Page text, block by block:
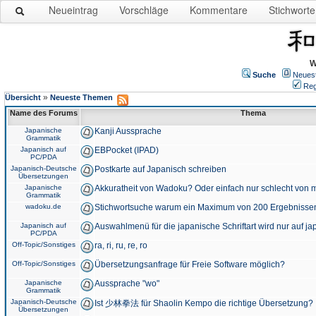
Neueintrag Vorschläge Kommentare Stichworte
Suche
Übersicht » Neueste Themen
Name des Forums
Thema
Japanische
Grammatik
Kanji Aussprache
Japanisch auf
PC/PDA
EBPocket (IPAD)
Japanisch-Deutsche
Übersetzungen
Postkarte auf Japanisch schreiben
Japanische
Grammatik
Akkuratheit von Wadoku? Oder einfach nur schlecht von
wadoku.de Stichwortsuche warum ein Maximum von 200
Japanisch auf
PC/PDA
Auswahlmenü für die japanische Schriftart wird nur auf
Off-Topic/Sonstiges ra, ri, ru, re, ro
Off-Topic/Sonstiges Übersetzungsanfrage für Freie Software möglich?
Japanische
Grammatik
Aussprache "wo"
Japanisch-Deutsche
Übersetzungen
Ist 少林拳法 für Shaolin Kempo die richtige Übersetzung?